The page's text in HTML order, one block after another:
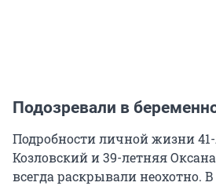
Подозревали в
Подробности личной жизни
Козловский и 39-летняя
всегда раскрывали неохотно. В